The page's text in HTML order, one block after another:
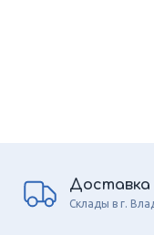
Доставка
Склады в г.